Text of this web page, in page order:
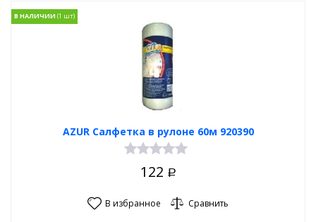
AZUR Салфетка в рулоне 60м 920390
В НАЛИЧИИ
122 Р
В избранное Сравнить